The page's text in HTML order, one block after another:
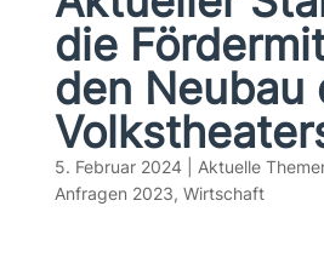
die
den Neubau
5. Februar 2024| Aktuelle
Anfragen 2023, Wirtschaft